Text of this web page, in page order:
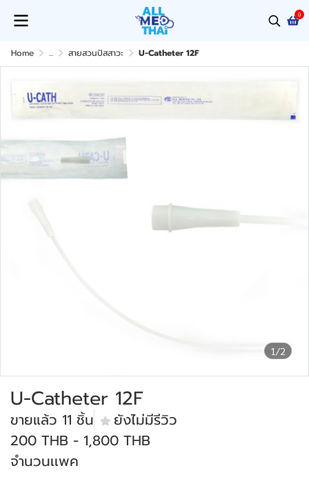
0
Home ... สายสวนปัสสาวะ U-Catheter 12F
1/2
U-Catheter 12F
ขายแล้ว 11 ชิ้น
ยังไม่มีรีวิว
200 THB - 1,800 THB
จำนวนเเพค